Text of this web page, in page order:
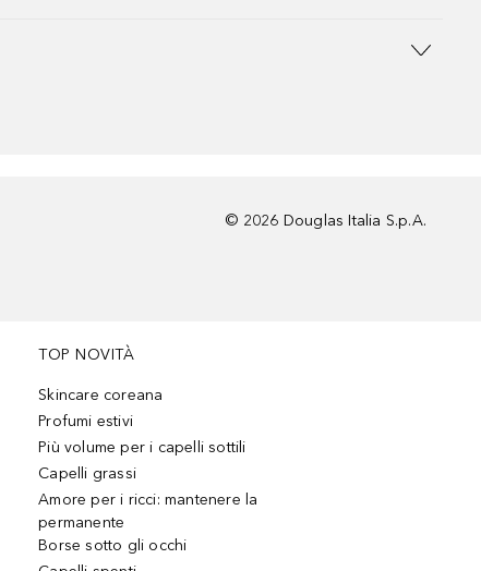
© 2026 Douglas Italia S.p.A.
TOP NOVITÀ
Skincare coreana
Profumi estivi
Più volume per i capelli sottili
Capelli grassi
Amore per i ricci: mantenere la
permanente
Borse sotto gli occhi